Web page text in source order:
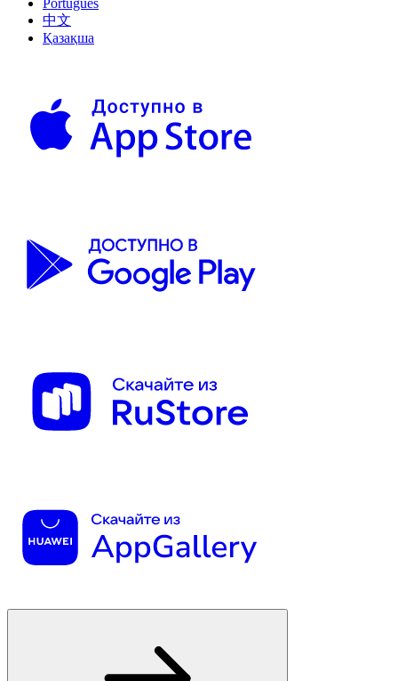
Português
中文
Қазақша